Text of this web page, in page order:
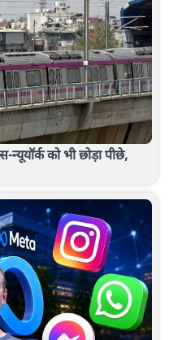
न्यूयॉर्क को भी छोड़ा पीछे,